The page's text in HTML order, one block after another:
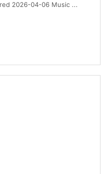
2026-04-06 Music ...